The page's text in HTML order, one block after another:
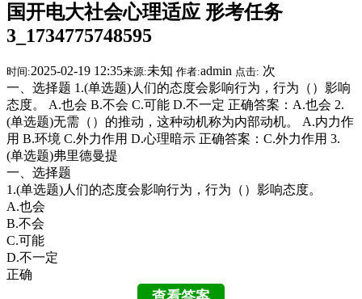
国开电大社会心理适应 形考任务
3_1734775748595
时间:2025-02-19 12:35来源:未知 作者:admin 点击: 次
一、选择题 1.(单选题)人们的态度会影响行为，行为（）影响
态度。 A.也会 B.不会 C.可能 D.不一定 正确答案：A.也会 2.
(单选题)无需（）的推动，这种动机称为内部动机。 A.内力作
用 B.环境 C.外力作用 D.心理暗示 正确答案：C.外力作用 3.
(单选题)弗里德曼提
一、选择题
1.(单选题)人们的态度会影响行为，行为（）影响态度。
A.也会
B.不会
C.可能
D.不一定
正确